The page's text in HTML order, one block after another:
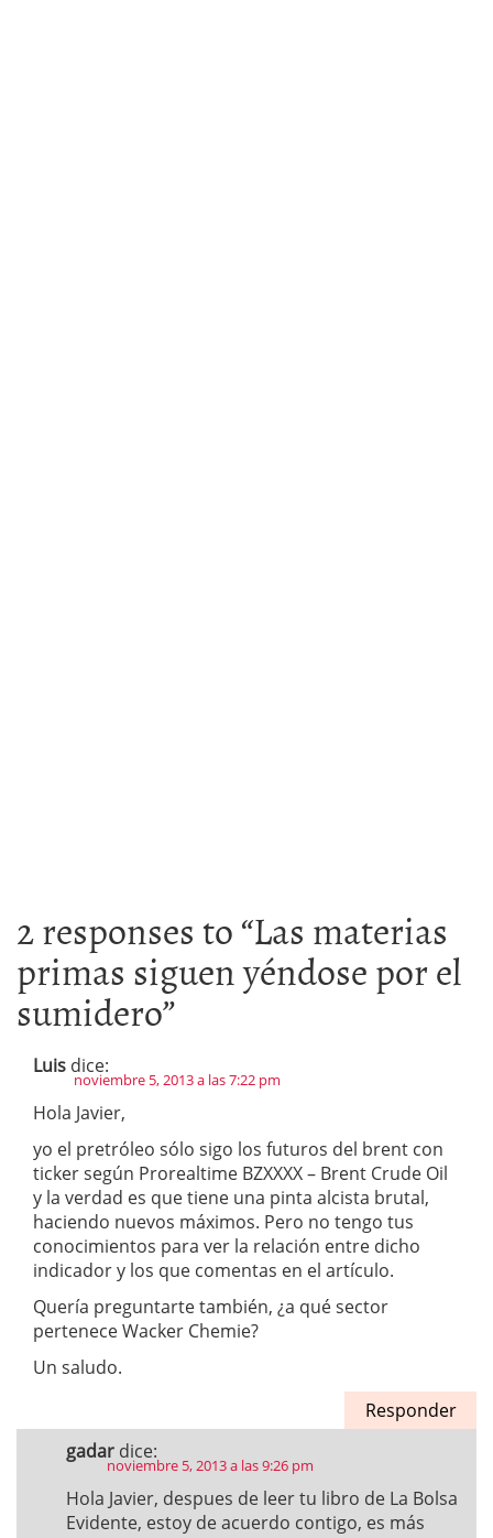
2 responses to “Las materias
primas siguen yéndose por el
sumidero”
Luis dice:
noviembre 5, 2013 a las 7:22 pm
Hola Javier,
yo el pretróleo sólo sigo los futuros del brent con
ticker según Prorealtime BZXXXX – Brent Crude Oil
y la verdad es que tiene una pinta alcista brutal,
haciendo nuevos máximos. Pero no tengo tus
conocimientos para ver la relación entre dicho
indicador y los que comentas en el artículo.
Quería preguntarte también, ¿a qué sector
pertenece Wacker Chemie?
Un saludo.
Responder
gadar dice:
noviembre 5, 2013 a las 9:26 pm
Hola Javier, despues de leer tu libro de La Bolsa
Evidente, estoy de acuerdo contigo, es más